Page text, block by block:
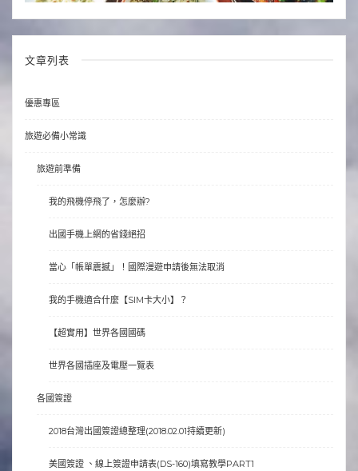
文章列表
優惠專區
旅遊必備小常識
旅遊前準備
我的飛機停飛了，怎麼辦?
出國手機上網的省錢絕招
當心「帳單震撼」！國際漫遊申請後無法取消
我的手機適合什麼【SIM卡大小】？
【超實用】世界各國國碼
世界各國插座及電壓一覽表
各國簽證
2018台灣出國簽證總整理(2018.02.01持續更新)
美國簽證 、線上簽證申請表(DS-160)填寫教學PART1